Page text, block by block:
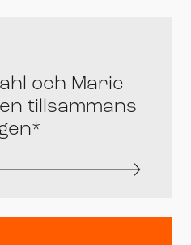
och Marie
tillsammans